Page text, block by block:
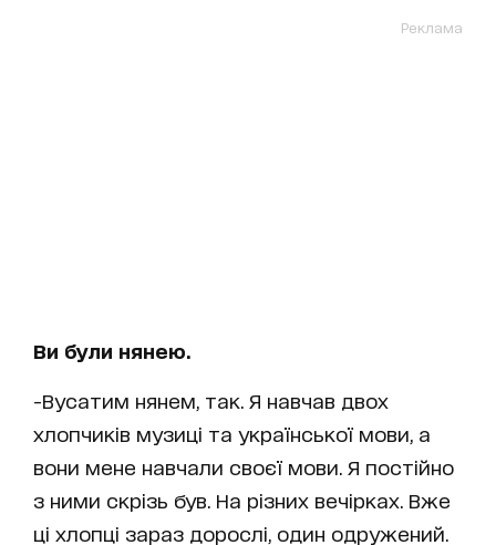
Реклама
Ви були нянею.
-Вусатим нянем, так. Я навчав двох
хлопчиків музиці та української мови, а
вони мене навчали своєї мови. Я постійно
з ними скрізь був. На різних вечірках. Вже
ці хлопці зараз дорослі, один одружений.